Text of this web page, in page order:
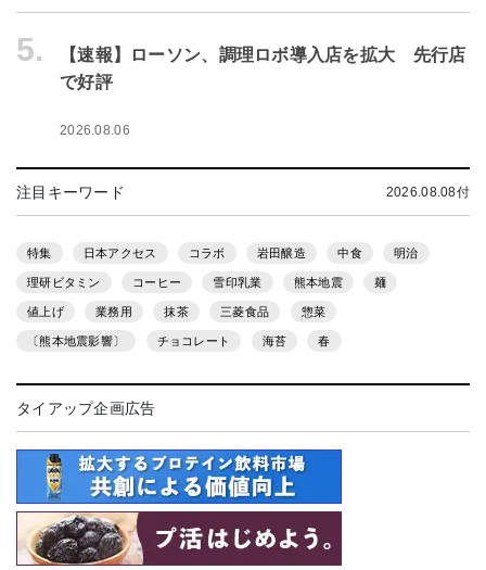
5.
【速報】ローソン、調理ロボ導入店を拡大 先行店
で好評
2026.08.06
注目キーワード 2026.08.08付
特集 日本アクセス コラボ 岩田醸造 中食 明治
理研ビタミン コーヒー 雪印乳業 熊本地震 麺
値上げ 業務用 抹茶 三菱食品 惣菜
〔熊本地震影響〕 チョコレート 海苔 春
タイアップ企画広告